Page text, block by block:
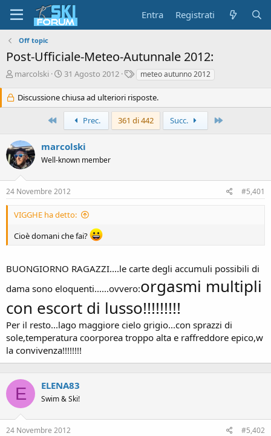
Entra Registrati
Off topic
Post-Ufficiale-Meteo-Autunnale 2012:
A
t
o
d
i
s
c
u
s
i
n
marcolski
D
t
a
'
n
i
i
o
31 Agosto 2012
T
g
meteo autunno 2012
Discussione chiusa ad ulteriori risposte.
Primo Prec. 361 di 442 Succ.
marcolski
Well-known member
24 Novembre 2012 #5,401
VIGGHE ha detto:
Cioè domani che fai?
BUONGIORNO RAGAZZI....le carte degli accumuli possibili di
dama sono eloquenti......ovvero:orgasmi multipli
con escort di lusso!!!!!!!!!
Per il resto...lago maggiore cielo grigio...con sprazzi di
sole,temperatura coorporea troppo alta e raffreddore epico,w
la convivenza!!!!!!!!
E ELENA83
Swim & Ski!
24 Novembre 2012 #5,402